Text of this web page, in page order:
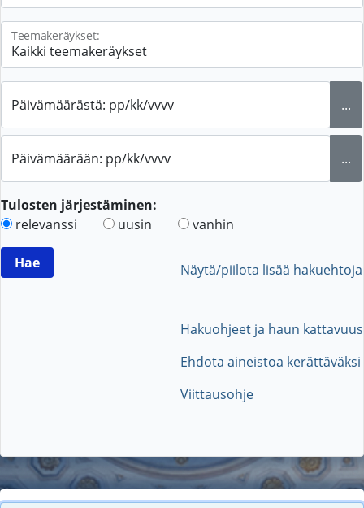
Teemakeräykset:
Päivämäärästä: pp/kk/vvvv ...
Päivämäärään: pp/kk/vvvv ...
Tulosten järjestäminen:
relevanssi
uusin vanhin
Näytä/piilota lisää hakuehtoja
Hakuohjeet ja haun kattavuus
Ehdota aineistoa kerättäväksi
Viittausohje